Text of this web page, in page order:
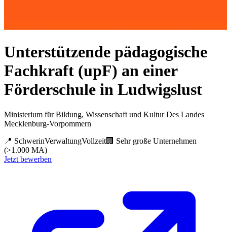
Unterstützende pädagogische
Fachkraft (upF) an einer
Förderschule in Ludwigslust
Ministerium für Bildung, Wissenschaft und Kultur Des Landes
Mecklenburg-Vorpommern
📍 SchwerinVerwaltungVollzeit🏢 Sehr große Unternehmen
(>1.000 MA)
Jetzt bewerben